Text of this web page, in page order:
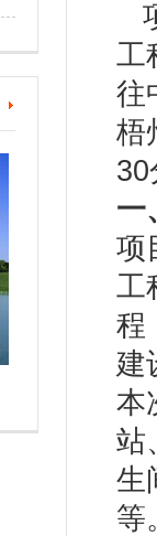
工
往
梧
30
一
项
工
建
本
站
生